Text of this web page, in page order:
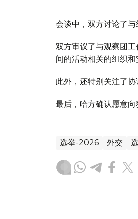
会谈中，双方讨论了与
双方审议了与观察团
间的活动相关的组织和
此外，还特别关注了协
最后，哈方确认愿意向
选举-2026 外交